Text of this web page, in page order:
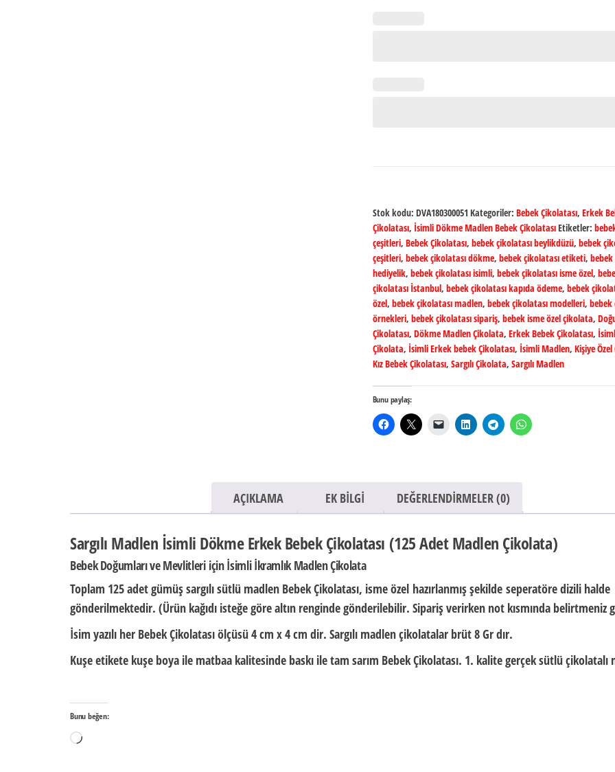
Stok kodu: DVA180300051 Kategoriler: Bebek Çikolatası, Erkek
Çikolatası, İsimli Dökme Madlen Bebek ÇikolatasıEtiketler:
çeşitleri, Bebek Çikolatası, bebek çikolatası beylikdüzü, bebek
çeşitleri, bebek çikolatası dökme, bebek çikolatası etiketi, bebek
hediyelik, bebek çikolatası isimli, bebek çikolatası isme özel,
çikolatası İstanbul, bebek çikolatası kapıda ödeme, bebek
özel, bebek çikolatası madlen, bebek çikolatası modelleri, bebek
örnekleri, bebek çikolatası sipariş, bebek isme özel çikolata,
Çikolatası, Dökme Madlen Çikolata, Erkek Bebek Çikolatası,
Çikolata, İsimli Erkek bebek Çikolatası, İsimli Madlen, Kişiye
Kız Bebek Çikolatası, Sargılı Çikolata, Sargılı Madlen
Bunu paylaş:
AÇIKLAMA EK BILGI DEĞERLENDIRMELER (0)
Sargılı Madlen İsimli Dökme Erkek Bebek Çikolatası (125 Adet Madlen Çikolata)
Bebek Doğumları ve Mevlitleri için İsimli İkramlık Madlen Çikolata
Toplam 125 adet gümüş sargılı sütlü madlen Bebek Çikolatası, isme özel hazırlanmış şekilde seperatöre dizili halde
gönderilmektedir. (Ürün kağıdı isteğe göre altın renginde gönderilebilir. Sipariş verirken not kısmında belirtmeniz
İsim yazılı her Bebek Çikolatası ölçüsü4 cm x 4 cm dir. Sargılı madlen çikolatalar brüt8 Grdır.
Kuşe etikete kuşe boya ile matbaa kalitesinde baskı ile tam sarım Bebek Çikolatası. 1. kalite gerçek sütlü çikolatalı
Bunu beğen:
Yükleniyor...